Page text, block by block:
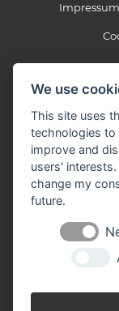
Impressum
E-Mail:
Montag -
We use
This site uses
technologies
improve and
users'
change my
future.